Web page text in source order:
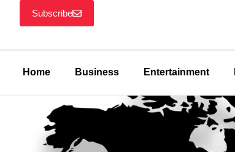
Subscribe
Home Business Entertainment